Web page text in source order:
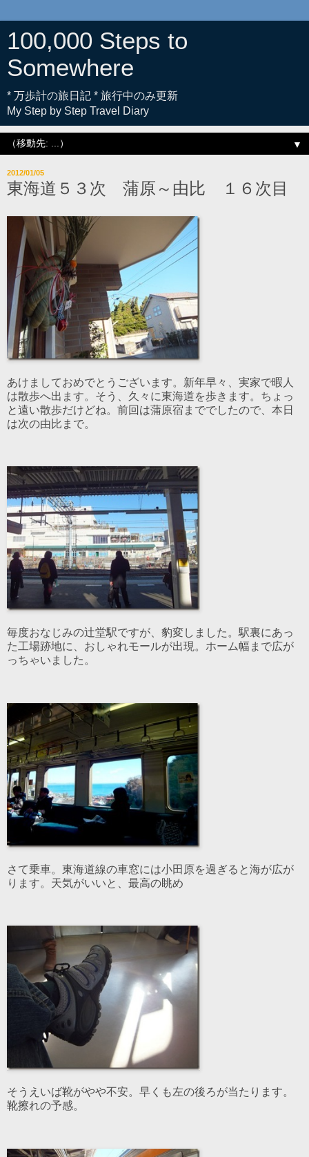
100,000 Steps to
Somewhere
* 万歩計の旅日記 * 旅行中のみ更新
My Step by Step Travel Diary
▼
2012/01/05
東海道５３次 蒲原～由比 １６次目
あけましておめでとうございます。新年早々、実家で暇人
は散歩へ出ます。そう、久々に東海道を歩きます。ちょっ
と遠い散歩だけどね。前回は蒲原宿まででしたので、本日
は次の由比まで。
毎度おなじみの辻堂駅ですが、豹変しました。駅裏にあっ
た工場跡地に、おしゃれモールが出現。ホーム幅まで広が
っちゃいました。
さて乗車。東海道線の車窓には小田原を過ぎると海が広が
ります。天気がいいと、最高の眺め
そうえいば靴がやや不安。早くも左の後ろが当たります。
靴擦れの予感。